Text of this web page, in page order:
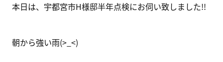
本日は、宇都宮市H様邸半年点検にお伺い致しました!!
朝から強い雨(>_<)